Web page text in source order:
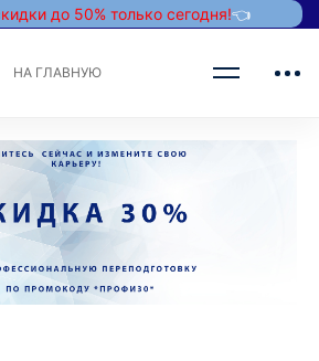
до 50% только сегодня!👈
НА ГЛАВНУЮ